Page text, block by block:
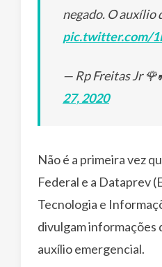
negado. O auxílio
pic.twitter.com/
— Rp Freitas Jr
27, 2020
Não é a primeira vez
Federal e a Dataprev
Tecnologia e
divulgam
auxílio emergencial.